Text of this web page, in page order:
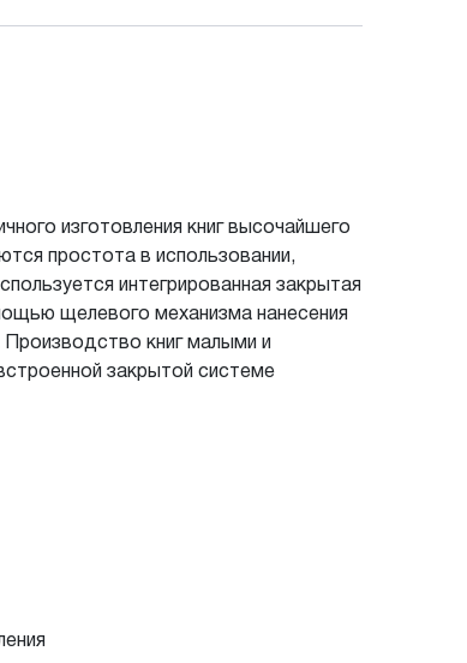
изготовления книг высочайшего
простота в использовании,
интегрированная закрытая
щелевого механизма нанесения
книг малыми и
закрытой системе